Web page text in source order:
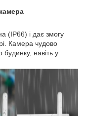
(IP66) і дає змогу
Камера чудово
будинку, навіть у